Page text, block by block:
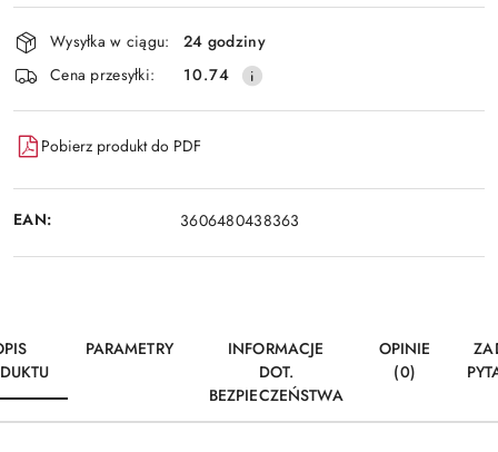
Wyślij
Dostępność
i
dostawa
Wysyłka w ciągu:
24 godziny
Cena przesyłki:
10.74
Pobierz produkt do PDF
EAN: 3606480438363
PARAMETRY
INFORMACJE
DOT.
BEZPIECZEŃSTWA
OPINIE
(0)